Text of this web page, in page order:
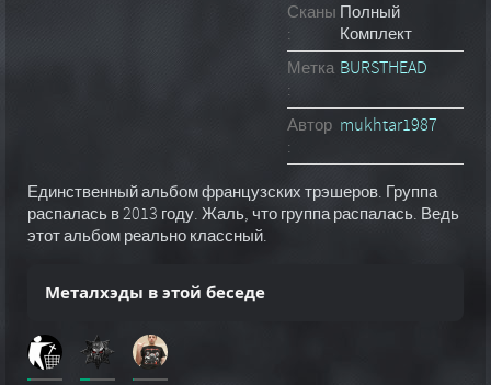
Сканы
:
Полный
Комплект
Метка
:
BURSTHEAD
Автор
:
mukhtar1987
Единственный альбом французских трэшеров. Группа
распалась в 2013 году. Жаль, что группа распалась. Ведь
этот альбом реально классный.
Металхэды в этой беседе